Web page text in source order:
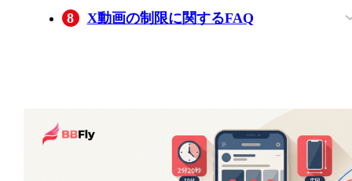
8 X動画の制限に関するFAQ